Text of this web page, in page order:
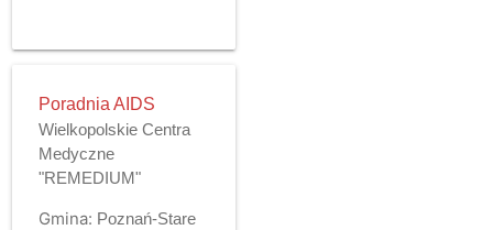
Poradnia AIDS
Wielkopolskie Centra
Medyczne
"REMEDIUM"
Gmina: Poznań-Stare